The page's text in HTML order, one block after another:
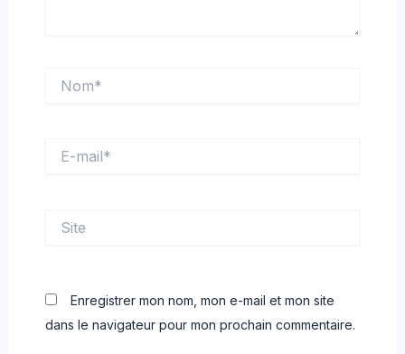
mail*
Enregistrer mon nom, mon e-mail et mon site
dans le navigateur pour mon prochain commentaire.